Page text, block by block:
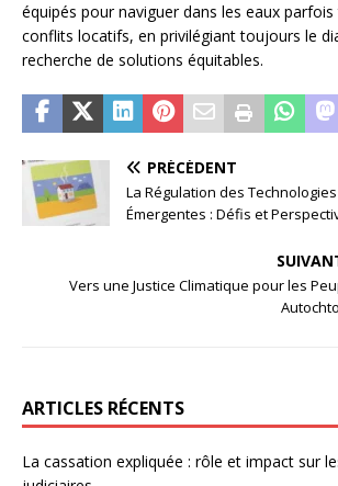
équipés pour naviguer dans les eaux
conflits locatifs, en privilégiant toujours le
recherche de solutions équitables.
PRÉCÉDENT
La Régulation des
Émergentes : Défis et
Vers une Justice Climatique pour les
ARTICLES RÉCENTS
La cassation expliquée : rôle et impact sur